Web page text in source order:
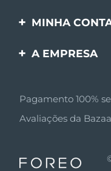
Entre em contato
MINHA
Registro de
A EMPRESA
Afiliados
Notícias de
Pagamento 100%
Avaliações da